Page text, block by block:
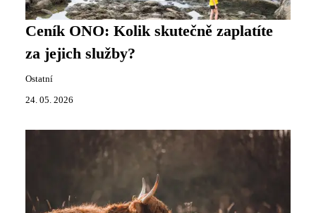
Ceník ONO: Kolik skutečně zaplatíte
za jejich služby?
Ostatní
24. 05. 2026